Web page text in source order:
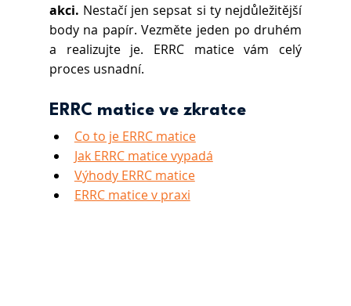
akci. Nestačí jen sepsat si ty nejdůležitější
body na papír. Vezměte jeden po druhém
a realizujte je. ERRC matice vám celý
proces usnadní.
ERRC matice ve zkratce
Co to je ERRC matice
Jak ERRC matice vypadá
Výhody ERRC matice
ERRC matice v praxi